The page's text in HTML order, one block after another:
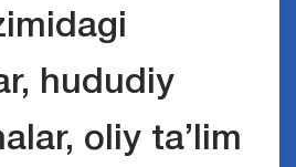
hududiy
oliy ta’lim